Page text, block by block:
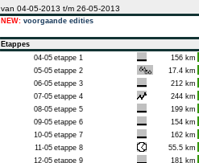
van 04-05-2013 t/m 26-05-2013
NEW: voorgaande edities
Etappes
04-05 etappe 1
156 km
05-05 etappe 2
17.4 km
06-05 etappe 3
212 km
07-05 etappe 4
244 km
08-05 etappe 5
199 km
09-05 etappe 6
154 km
10-05 etappe 7
162 km
11-05 etappe 8
55.5 km
12-05 etappe 9
181 km